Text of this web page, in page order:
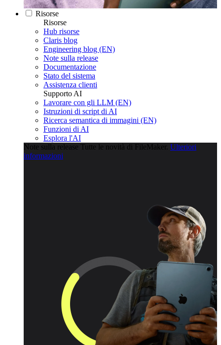
Risorse
Risorse
Hub risorse
Claris blog
Engineering blog (EN)
Note sulla release
Documentazione
Stato del sistema
Assistenza clienti
Supporto AI
Lavorare con gli LLM (EN)
Istruzioni di script di AI
Ricerca semantica di immagini (EN)
Funzioni di AI
Esplora l'AI
Note sulla release Tutte le novità di FileMaker. Ulteriori
informazioni